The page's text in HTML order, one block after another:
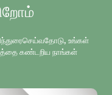
உங்கள்
கண்டறிய நாங்கள்